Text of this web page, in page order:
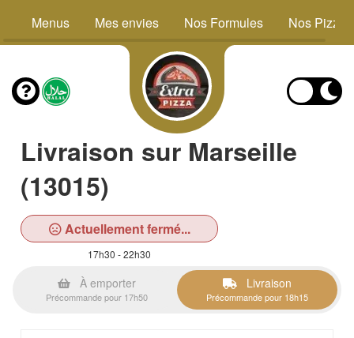
Menus Mes envies Nos Formules Nos
Livraison sur Marseille
(13015)
Actuellement fermé...
17h30 - 22h30
À emporter
Précommande pour 17h50
Livraison
Précommande pour 18h15